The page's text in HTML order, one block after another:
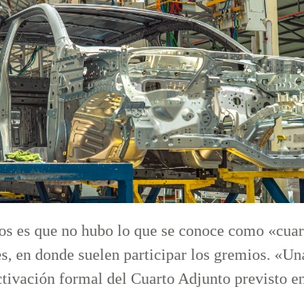
es que no hubo lo que se conoce como
en donde suelen participar los gremios.
formal del Cuarto Adjunto previsto